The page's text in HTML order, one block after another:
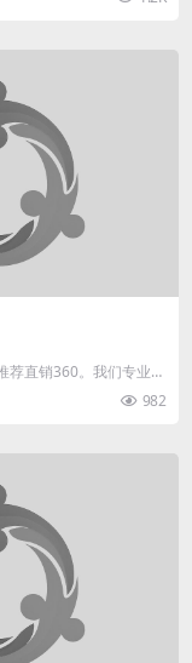
荐直销360。我们专业于
度...
982